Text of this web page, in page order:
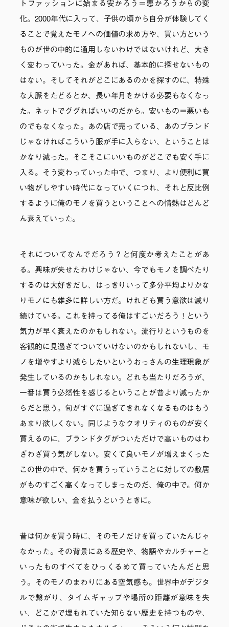
トファッションに始まる安かろう＝悪かろうからの変
化。2000年代に入って、子供の頃から自分が体験してく
ることで覚えたモノへの価値の求め方や、買い方という
ものが世の中的に通用しないわけではないけれど、大き
く変わっていった。金があれば、基本的に探せないもの
はない。そしてそれがどこにあるのかを探すのに、特殊
な人脈をたどるとか、長い年月をかける必要もなくなっ
た。ネットでググればいいのだから。安いもの＝悪いも
のでもなくなった。あの店で売っている、あのブランド
じゃなければこういう服が手に入らない、ということは
かなり減った。そこそこにいいものがどこでも安く手に
入る。そう変わっていった中で、つまり、より便利に買
い物がしやすい時代になっていくにつれ、それと反比例
するように俺のモノを買うということへの情熱はどんど
ん衰えていった。
それについてなんでだろう？と何度か考えたことがあ
る。興味が失せたわけじゃない、今でもモノを調べたり
するのは大好きだし、はっきりいって多分平均よりかな
りモノにも雑多に詳しい方だ。けれども買う意欲は減り
続けている。これを持ってる俺はすごいだろう！という
気力が早く衰えたのかもしれない。流行りというものを
客観的に見過ぎてついていけないのかもしれないし、モ
ノを増やすより減らしたいというおっさんの生理現象が
発生しているのかもしれない。どれも当たりだろうが、
一番は買う必然性を感じるということが昔より減ったか
らだと思う。旬がすぐに過ぎてきれなくなるものはもう
あまり欲しくない。同じようなクオリティのものが安く
買えるのに、ブランドタグがついただけで高いものはわ
ざわざ買う気がしない。安くて良いモノが増えまくった
この世の中で、何かを買うっていうことに対しての敷居
がものすごく高くなってしまったのだ、俺の中で。何か
意味が欲しい、金を払うというときに。
昔は何かを買う時に、そのモノだけを買っていたんじゃ
なかった。その背景にある歴史や、物語やカルチャーと
いったものすべてをひっくるめて買っていたんだと思
う。そのモノのまわりにある空気感も。世界中がデジタ
ルで繋がり、タイムギャップや場所の距離が意味を失
い、どこかで埋もれていた知らない歴史を持つものや、